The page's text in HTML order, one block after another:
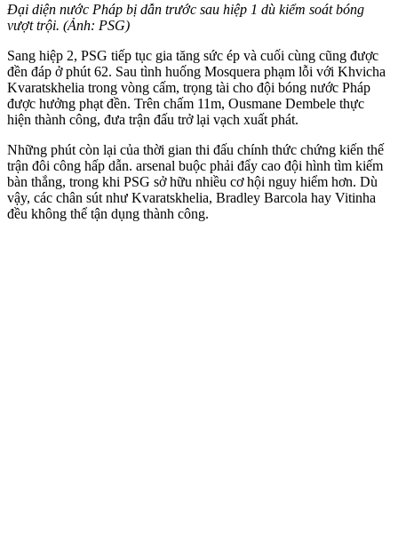
Đại diện nước Pháp bị dẫn trước sau hiệp 1 dù kiểm soát bóng
vượt trội. (Ảnh: PSG)
Sang hiệp 2, PSG tiếp tục gia tăng sức ép và cuối cùng cũng được
đền đáp ở phút 62. Sau tình huống Mosquera phạm lỗi với Khvicha
Kvaratskhelia trong vòng cấm, trọng tài cho đội bóng nước Pháp
được hưởng phạt đền. Trên chấm 11m, Ousmane Dembele thực
hiện thành công, đưa trận đấu trở lại vạch xuất phát.
Những phút còn lại của thời gian thi đấu chính thức chứng kiến thế
trận đôi công hấp dẫn. ars‌enal buộc phải đẩy cao đội hình tìm kiếm
bàn thắng, trong khi PSG sở hữu nhiều cơ hội nguy hiểm hơn. Dù
vậy, các chân sút như Kvaratskhelia, Bradley Barcola hay Vitinha
đều không thể tận dụng thành công.